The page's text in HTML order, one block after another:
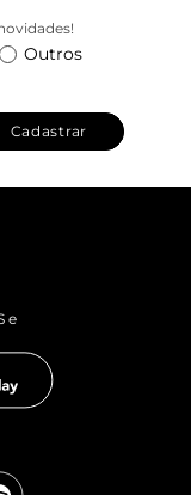
Outros
Cadastrar
e